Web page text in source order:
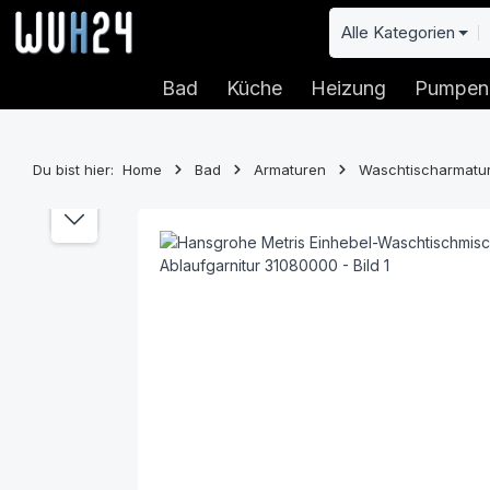
Hauptinhalt springen
Zur Suche springen
Zur Hauptnavigation springen Alle Kategorien
Bad Küche Heizung Pumpen
Du bist hier: Home Bad Armaturen
Bildergalerie überspringen